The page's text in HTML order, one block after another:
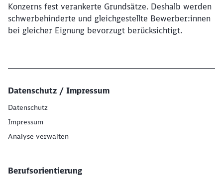
Konzerns fest verankerte Grundsätze. Deshalb werden
schwerbehinderte und gleichgestellte Bewerber:innen
bei gleicher Eignung bevorzugt berücksichtigt.
Datenschutz / Impressum
Datenschutz
Impressum
Analyse verwalten
Berufsorientierung